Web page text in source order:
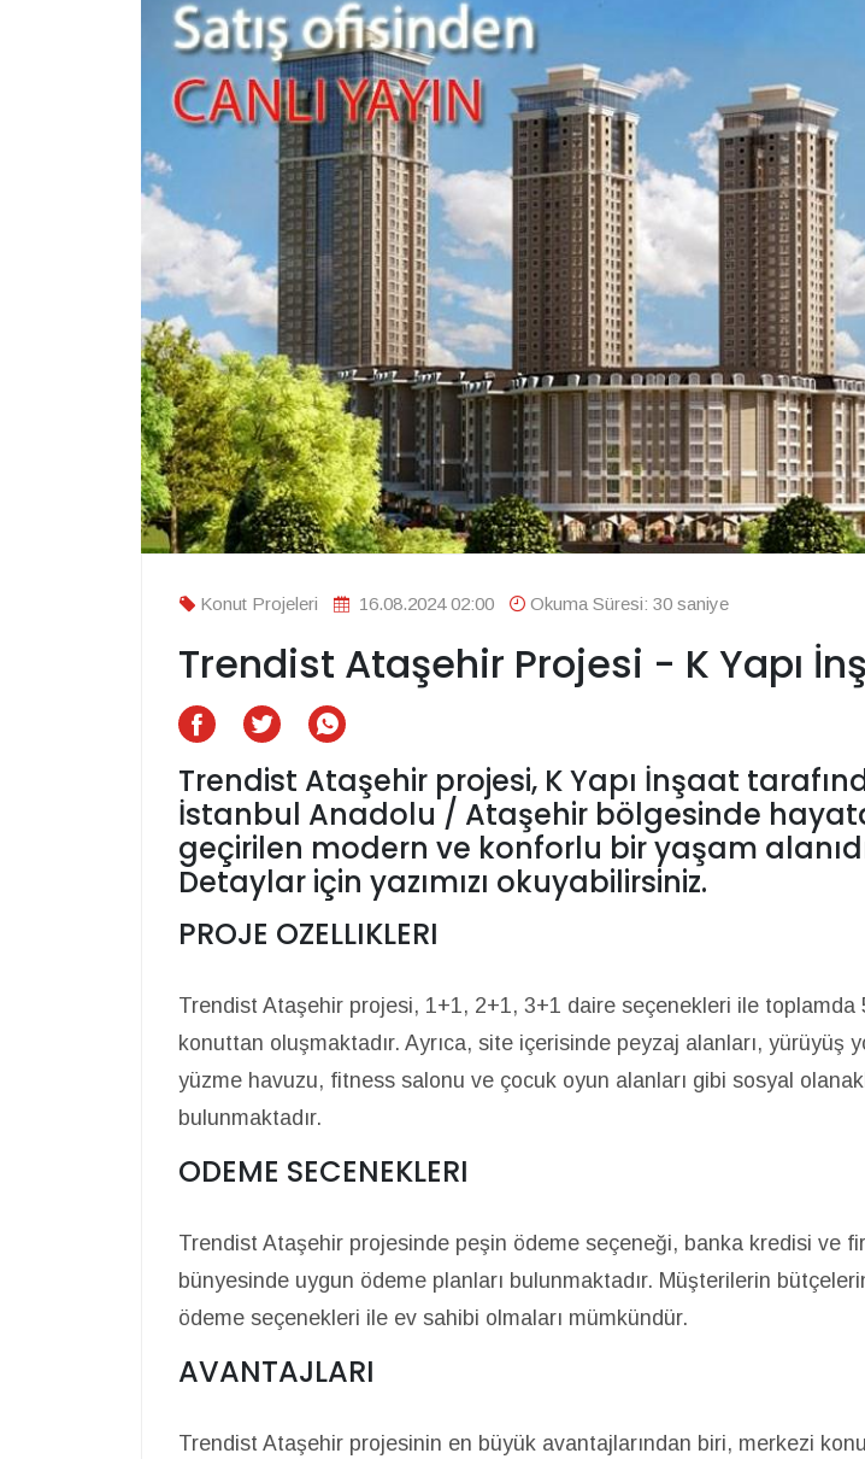
Konut Projeleri 16.08.2024 02:00 Okuma Süresi: 30 saniye
Trendist Ataşehir Projesi - K Yapı
Trendist Ataşehir projesi, K Yapı İnşaat
İstanbul Anadolu / Ataşehir bölgesinde
geçirilen modern ve konforlu bir yaşam
Detaylar için yazımızı okuyabilirsiniz.
PROJE OZELLIKLERI
Trendist Ataşehir projesi, 1+1, 2+1, 3+1 daire seçenekleri ile toplamda
konuttan oluşmaktadır. Ayrıca, site içerisinde peyzaj alanları, yürüyüş
yüzme havuzu, fitness salonu ve çocuk oyun alanları gibi sosyal
bulunmaktadır.
ODEME SECENEKLERI
Trendist Ataşehir projesinde peşin ödeme seçeneği, banka kredisi ve
bünyesinde uygun ödeme planları bulunmaktadır. Müşterilerin
ödeme seçenekleri ile ev sahibi olmaları mümkündür.
AVANTAJLARI
Trendist Ataşehir projesinin en büyük avantajlarından biri, merkezi